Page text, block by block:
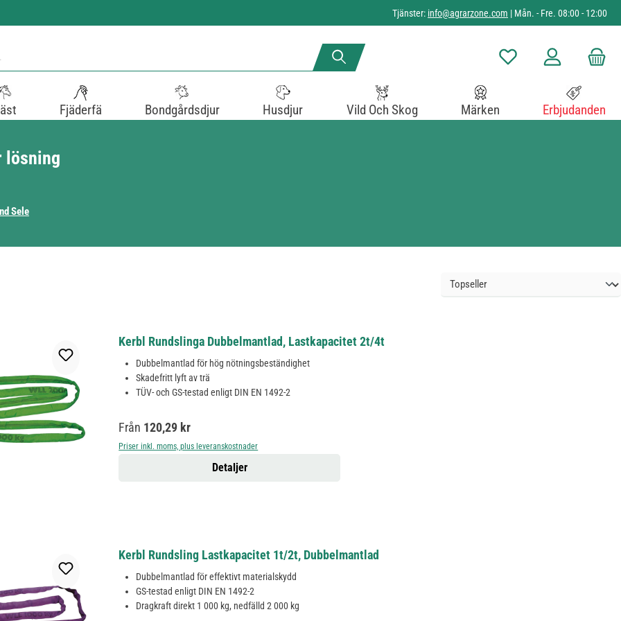
Tjänster: info@agrarzone.com | Mån. - Fre. 08:00 - 12:00
Du har 0 objekt i
Fjäderfä Bondgårdsdjur Husdjur Vild Och Skog Märken Erbjudanden
lösning
Sele
Kerbl Rundslinga Dubbelmantlad, Lastkapacitet 2t/4t
Dubbelmantlad för hög nötningsbeständighet
Skadefritt lyft av trä
TÜV- och GS-testad enligt DIN EN 1492-2
Ordinarie pris:
Från 120,29 kr
Priser inkl. moms, plus leveranskostnader
Detaljer
Kerbl Rundsling Lastkapacitet 1t/2t, Dubbelmantlad
Dubbelmantlad för effektivt materialskydd
GS-testad enligt DIN EN 1492-2
Dragkraft direkt 1 000 kg, nedfälld 2 000 kg